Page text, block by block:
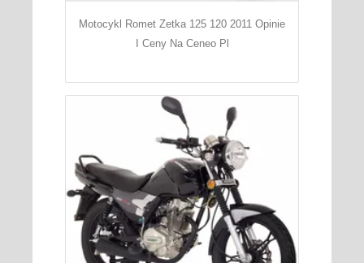
Motocykl Romet Zetka 125 120 2011 Opinie
I Ceny Na Ceneo Pl